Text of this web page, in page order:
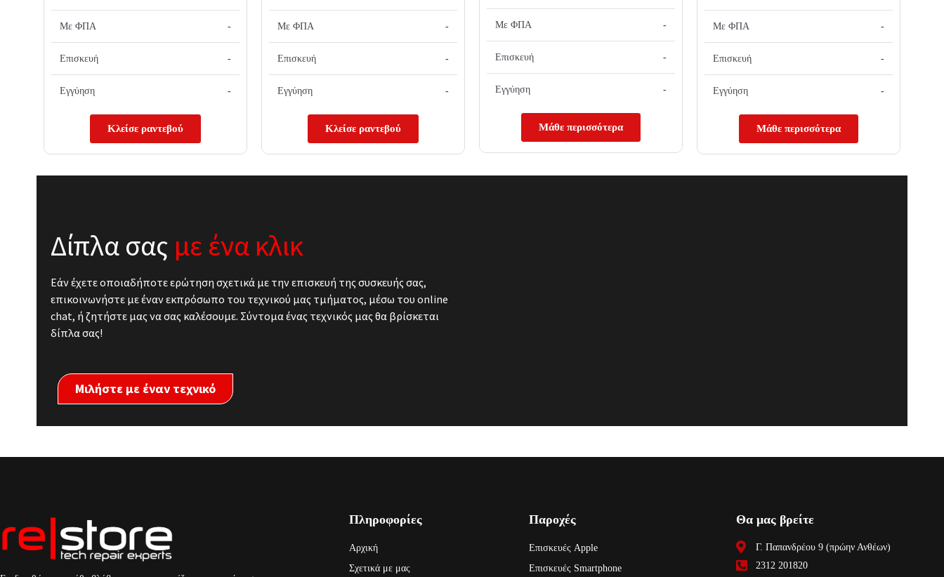
Με ΦΠΑ -
Επισκευή -
Εγγύηση -
Κλείσε ραντεβού
Με ΦΠΑ -
Επισκευή -
Εγγύηση -
Κλείσε ραντεβού
Με ΦΠΑ -
Επισκευή -
Εγγύηση -
Μάθε περισσότερα
Με ΦΠΑ -
Επισκευή -
Εγγύηση -
Μάθε περισσότερα
Δίπλα σας με ένα κλικ
Εάν έχετε οποιαδήποτε ερώτηση σχετικά με την επισκευή της συσκευής σας,
επικοινωνήστε με έναν εκπρόσωπο του τεχνικού μας τμήματος, μέσω του online
chat, ή ζητήστε μας να σας καλέσουμε. Σύντομα ένας τεχνικός μας θα βρίσκεται
δίπλα σας!
Μιλήστε με έναν τεχνικό
Πληροφορίες
Αρχική
Σχετικά με μας
Παροχές
Επισκευές Apple
Επισκευές Smartphone
Θα μας βρείτε
Γ. Παπανδρέου 9 (πρώην Ανθέων)
2312 201820